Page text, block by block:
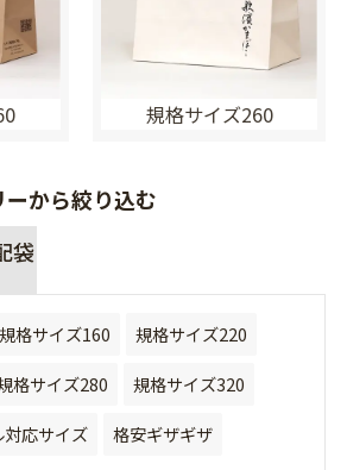
規格サイズ260
から絞り込む
袋
規格サイズ160
規格サイズ220
格サイズ280
規格サイズ320
対応サイズ 格安ギザギザ